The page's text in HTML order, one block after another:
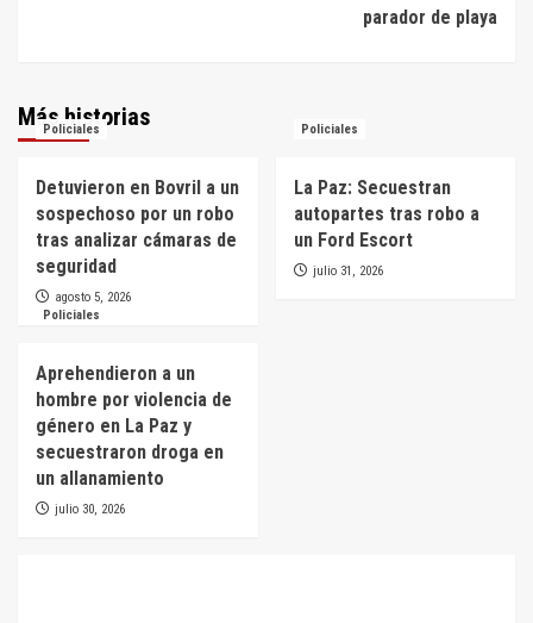
parador de playa
Más historias
Policiales
Detuvieron en Bovril a un
sospechoso por un robo
tras analizar cámaras de
seguridad
agosto 5, 2026
Policiales
La Paz: Secuestran
autopartes tras robo a
un Ford Escort
julio 31, 2026
Policiales
Aprehendieron a un
hombre por violencia de
género en La Paz y
secuestraron droga en
un allanamiento
julio 30, 2026